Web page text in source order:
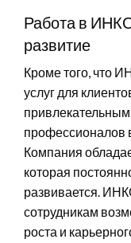
Работа в
развитие
Кроме того, что
услуг для
профессионалов
Компания
которая
развивается.
сотрудникам
роста и